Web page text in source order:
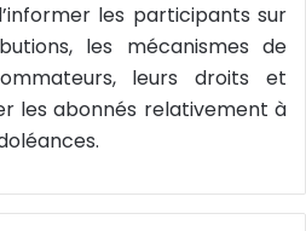
les participants sur
les mécanismes de
leurs droits et
les abonnés relativement à